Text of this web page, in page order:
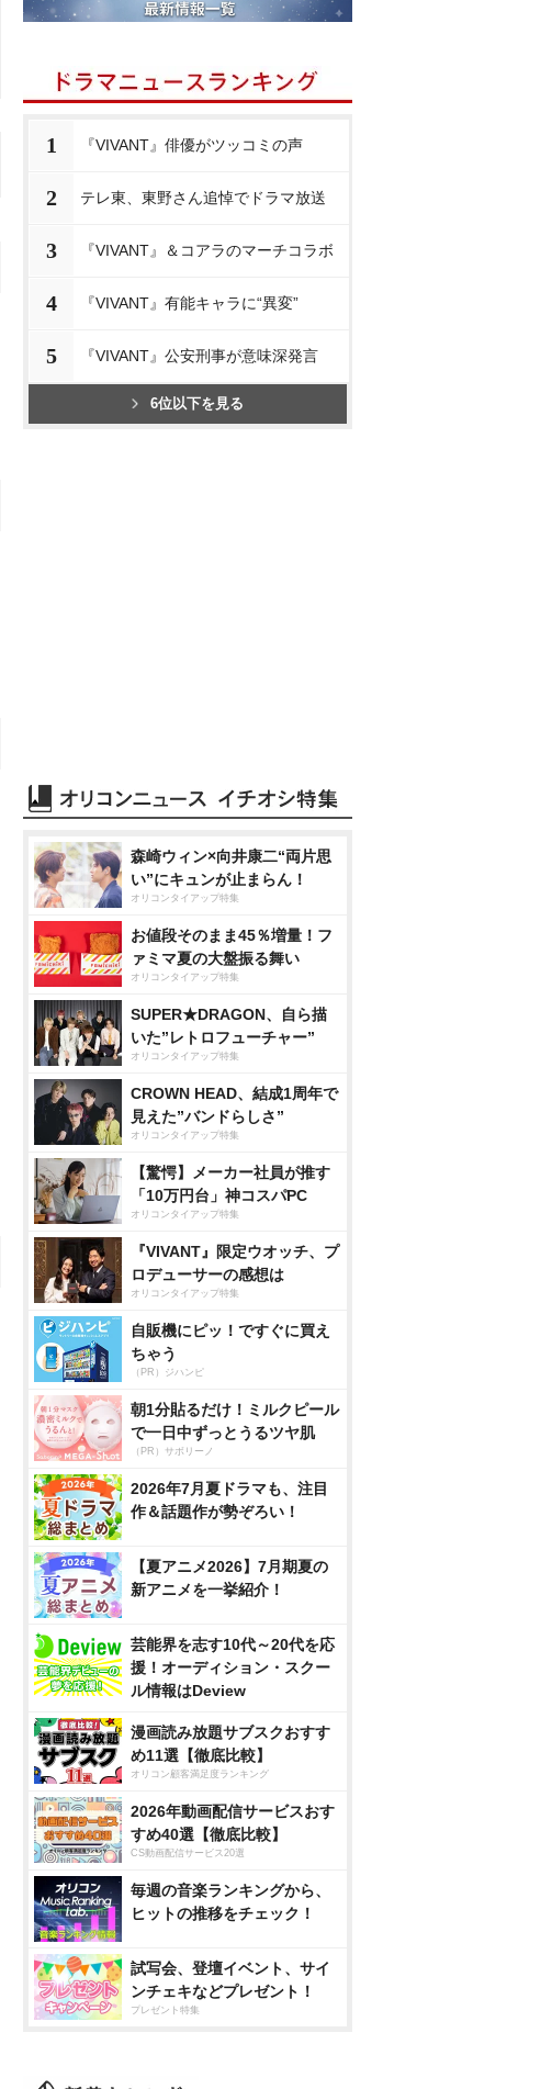
1 『VIVANT』俳優がツッコミの声
2 テレ東、東野さん追悼でドラマ放送
3 『VIVANT』＆コアラのマーチコラボ
4 『VIVANT』有能キャラに“異変”
5 『VIVANT』公安刑事が意味深発言
6位以下を見る
森崎ウィン×向井康二“両片思
い”にキュンが止まらん！
オリコンタイアップ特集
お値段そのまま45％増量！フ
ァミマ夏の大盤振る舞い
オリコンタイアップ特集
SUPER★DRAGON、自ら描
いた”レトロフューチャー”
オリコンタイアップ特集
CROWN HEAD、結成1周年で
見えた”バンドらしさ”
オリコンタイアップ特集
【驚愕】メーカー社員が推す
「10万円台」神コスパPC
オリコンタイアップ特集
『VIVANT』限定ウオッチ、プ
ロデューサーの感想は
オリコンタイアップ特集
自販機にピッ！ですぐに買え
ちゃう
（PR）ジハンピ
朝1分貼るだけ！ミルクピール
で一日中ずっとうるツヤ肌
（PR）サボリーノ
2026年7月夏ドラマも、注目
作＆話題作が勢ぞろい！
【夏アニメ2026】7月期夏の
新アニメを一挙紹介！
芸能界を志す10代～20代を応
援！オーディション・スクー
ル情報はDeview
漫画読み放題サブスクおすす
め11選【徹底比較】
オリコン顧客満足度ランキング
2026年動画配信サービスおす
すめ40選【徹底比較】
CS動画配信サービス20選
毎週の音楽ランキングから、
ヒットの推移をチェック！
試写会、登壇イベント、サイ
ンチェキなどプレゼント！
プレゼント特集